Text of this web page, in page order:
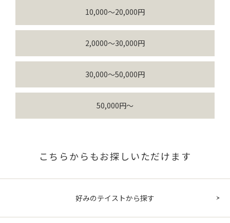
10,000～20,000円
2,0000～30,000円
30,000～50,000円
50,000円～
こちらからもお探しいただけます
好みのテイストから探す